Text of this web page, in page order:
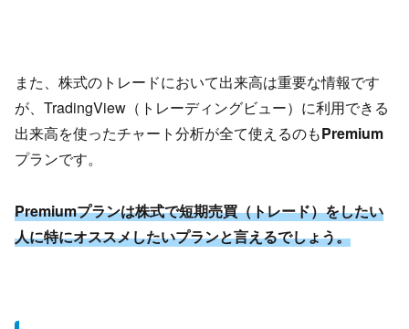
また、株式のトレードにおいて出来高は重要な情報です
が、TradingView（トレーディングビュー）に利用できる
出来高を使ったチャート分析が全て使えるのもPremium
プランです。
Premiumプランは株式で短期売買（トレード）をしたい
人に特にオススメしたいプランと言えるでしょう。